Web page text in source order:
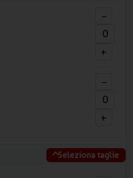
−
+
−
+
Seleziona taglie